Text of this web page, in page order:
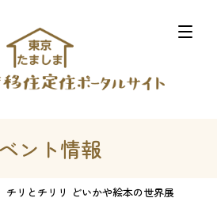
ント情報
チリとチリリ どいかや絵本の世界展